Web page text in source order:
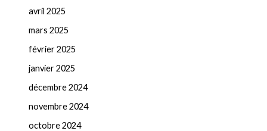
avril 2025
mars 2025
février 2025
janvier 2025
décembre 2024
novembre 2024
octobre 2024